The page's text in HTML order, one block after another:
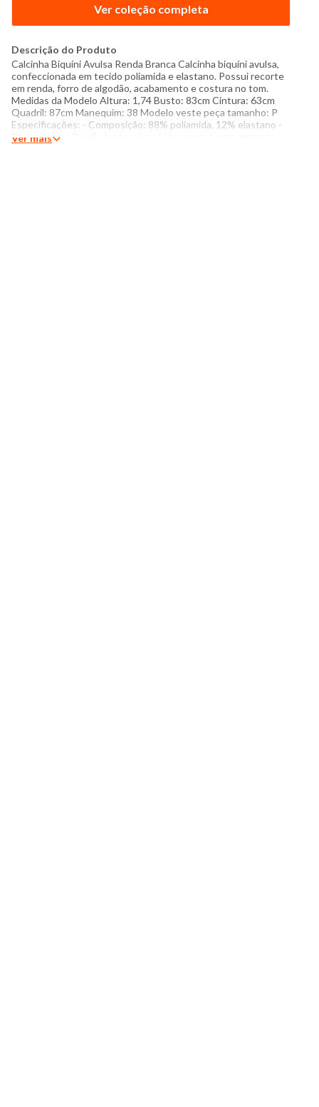
Ver coleção completa
Descrição do Produto
Calcinha Biquíni Avulsa Renda Branca Calcinha biquíni avulsa,
confeccionada em tecido poliamida e elastano. Possui recorte
em renda, forro de algodão, acabamento e costura no tom.
Medidas da Modelo Altura: 1,74 Busto: 83cm Cintura: 63cm
Quadril: 87cm Manequim: 38 Modelo veste peça tamanho: P
Especificações: - Composição: 88% poliamida, 12% elastano -
Produzido no Brasil - Instruções de lavagem: Lavar somente a
Ver mais